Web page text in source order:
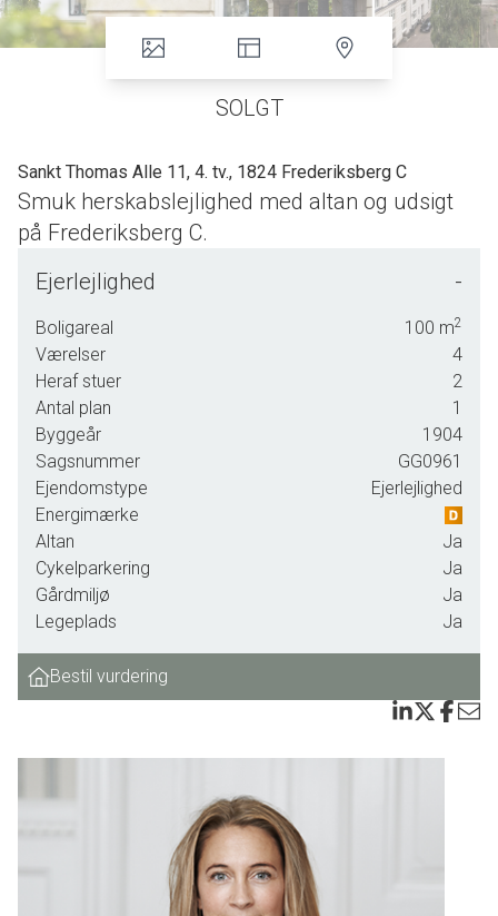
SOLGT
Sankt Thomas Alle 11, 4. tv., 1824 Frederiksberg C
Smuk herskabslejlighed med altan og udsigt
på Frederiksberg C.
på indre Frederiksberg. Vi befinder os på en utrolig smuk
Sankt Thomas Plads på Frederiksberg Allé. Her er en
udsøgt fred og ro - selv med åbne vinduer - og hvis man
ikke har prøvet at bo her, kan man ikke forestille sig, hvor
fredfyldt her kan være. Det er en lille oase midt i byen, hvor
man stadig er i gå-afstand til hele Frederiksbergs kulturelle
liv, stemning og miljø, Værnedamsvej og ikke mindst alle de
lækre specialbutikker på indkøbsstrøget, Gammel
Kongevej. Af offentlig transport i gå-afstand kan bl.a.
nævnes den nye metro på Frederiksberg Allé, hvorfra man
er på Kongens Nytorv på 7 minutter.
Lejligheden fremstår pæn og indbydende. Ved ankomst
bemærker man straks den store dejlige altan, hvorfra der er
udsigt til grønne trætoppe og den smukke villavej,
Hauchsvej, og hvor eftermiddags- og aftensolen kan nydes
aftenen. De smukke stuklofter, oprindelige plankegulve og
herskabelighed, som fortsætter som den røde tråd
igennem hele lejligheden. Her er et pragtfuldt lysindfald fra
begge sider af lejligheden og den frie udsigt over Hauchsvej
og ejendommens smukke fællesareal er både sjælden og
Ejerlejlighed -
Boligareal 100 m2
Værelser
4
Heraf stuer
2
Antal plan
1
Byggeår
1904
Sagsnummer
GG0961
Ejendomstype
Ejerlejlighed
Energimærke
Altan
Ja
Cykelparkering
Ja
Gårdmiljø
Ja
Legeplads
Ja
Bestil vurdering